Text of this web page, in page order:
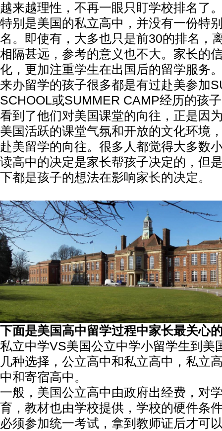
越来越理性，不再一眼只盯学校排名了
特别是美国的私立高中，并没有一份特
名。即使有，大多也只是前30的排名，
相隔甚远，参考的意义也不大。家长的
化，更加注重学生在出国后的留学服务
来办留学的孩子很多都是有过赴美参加
SCHOOL或SUMMER CAMP经历的孩
看到了他们对美国课堂的向往，正是因
美国活跃的课堂气氛和开放的文化环境
赴美留学的向往。很多人都觉得大多数
读高中的决定是家长帮孩子决定的，但
下都是孩子的想法在影响家长的决定。
下面是美国高中留学过程中家长最关心
私立中学VS美国公立中学小留学生到美
几种选择，公立高中和私立高中，私立
中和寄宿高中。
一般，美国公立高中由政府出经费，对
育，教材也由学校提供，学校的硬件条
必须参加统一考试，拿到教师证后才可